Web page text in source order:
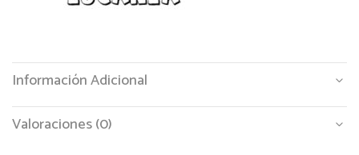
Información Adicional
Valoraciones (0)